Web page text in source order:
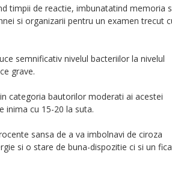
timpii de reactie, imbunatatind memoria
si organizarii pentru un examen trecut
semnificativ nivelul bacteriilor la nivelul
grave.
categoria bautorilor moderati ai acestei
inima cu 15-20 la suta.
sansa de a va imbolnavi de ciroza
si o stare de buna-dispozitie ci si un